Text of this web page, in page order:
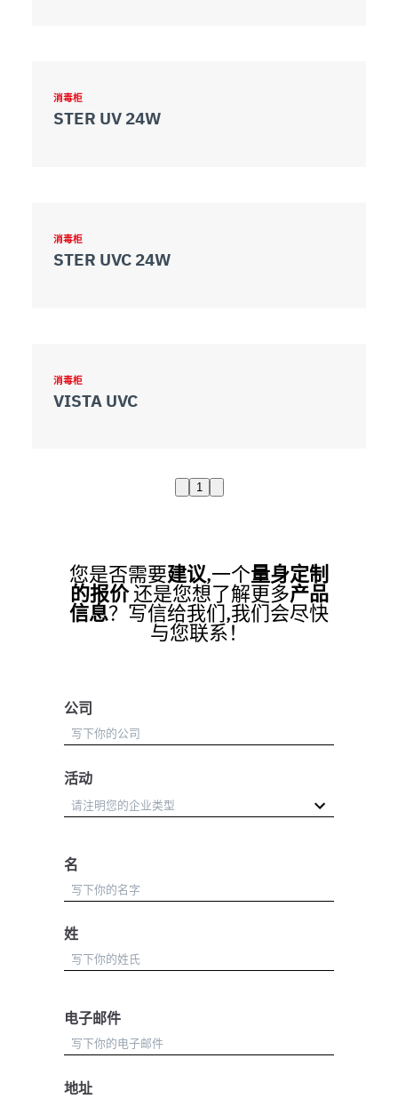
消毒柜
STER UV 24W
消毒柜
STER UVC 24W
消毒柜
VISTA UVC
1
您是否需要建议,一个量身定制
的报价还是您想了解更多产品
信息？写信给我们,我们会尽快
与您联系！
公司
活动
名
姓
电子邮件
地址